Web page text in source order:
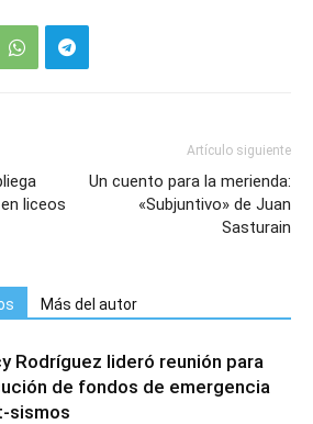
liceos
Artículo siguiente
Un cuento para la merienda:
«Subjuntivo» de Juan
Sasturain
Más del autor
Rodríguez lideró reunión para
de fondos de emergencia
sismos